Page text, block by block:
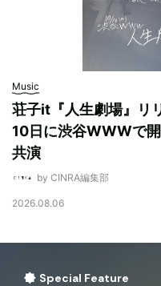
Music
荘子it『人生劇場』リ
10日に渋谷WWWで
共演
by CINRA編集部
2026.08.06
Special Feature